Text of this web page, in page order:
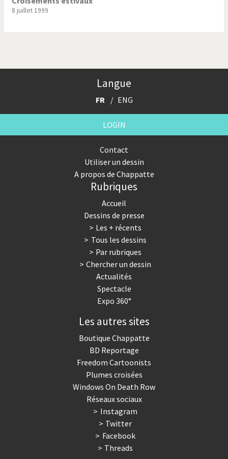
8 juillet 1999
Langue
FR ENG
LOGIN
Contact
Utiliser un dessin
A propos de Chappatte
Rubriques
Accueil
Dessins de presse
Les + récents
Tous les dessins
Par rubriques
Chercher un dessin
Actualités
Spectacle
Expo 360°
Les autres sites
Boutique Chappatte
BD Reportage
Freedom Cartoonists
Plumes croisées
Windows On Death Row
Réseaux sociaux
Instagram
Twitter
Facebook
Threads